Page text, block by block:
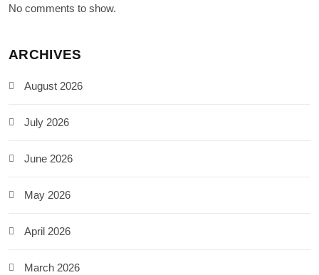
No comments to show.
ARCHIVES
August 2026
July 2026
June 2026
May 2026
April 2026
March 2026